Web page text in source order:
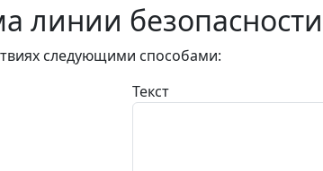
линии безопасности
следующими способами:
Текст